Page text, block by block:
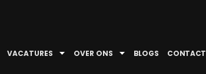
VACATURES OVER ONS BLOGS CONTACT